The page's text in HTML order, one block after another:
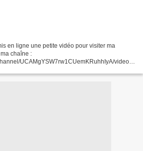
en ligne une petite vidéo pour visiter ma
chaîne :
UCAMgYSW7rw1CUemKRuhhIyA/videosc